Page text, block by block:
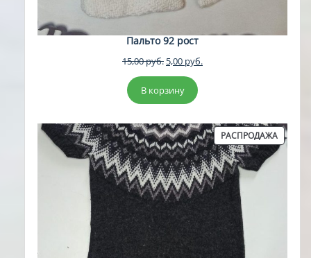
Пальто 92 рост
15,00руб. Первоначальная
цена
составляла
15,00 руб..
5,00 руб.Текущая
В корзину
РАСПРОДАЖА
ТОВАР